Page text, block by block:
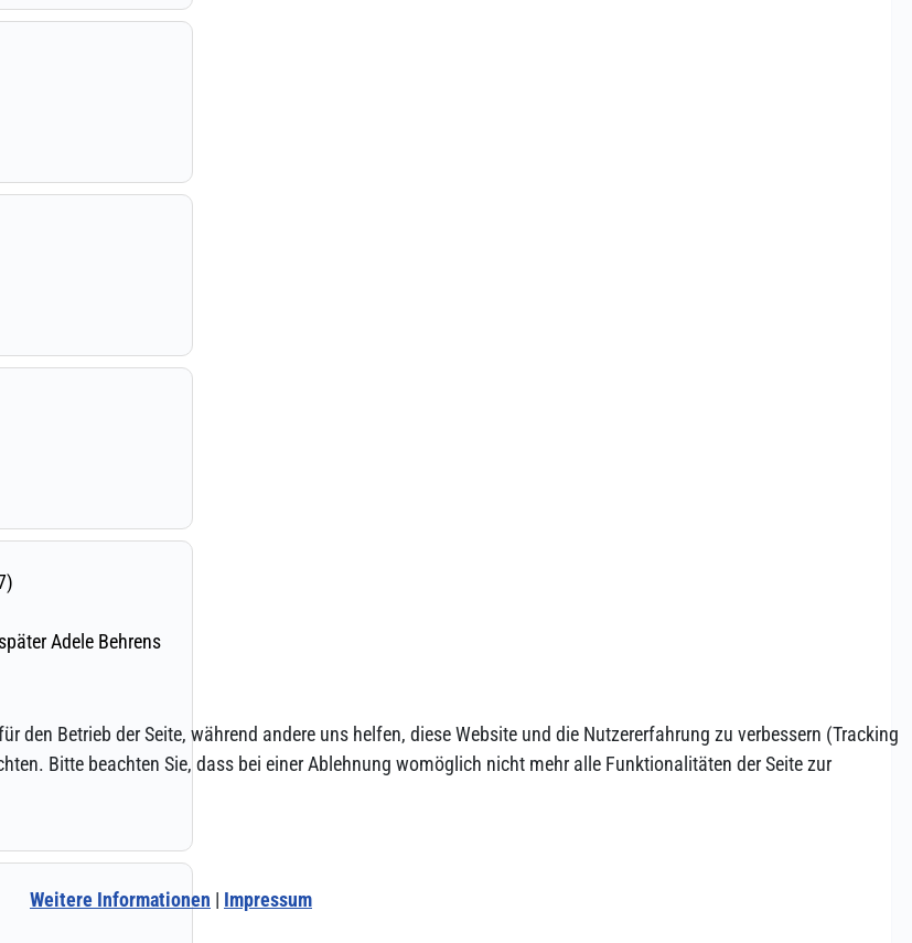
den Betrieb der Seite, während andere uns helfen, diese Website und die Nutzererfahrung zu verbessern (Tracking
Bitte beachten Sie, dass bei einer Ablehnung womöglich nicht mehr alle Funktionalitäten der Seite zur
Weitere Informationen | Impressum